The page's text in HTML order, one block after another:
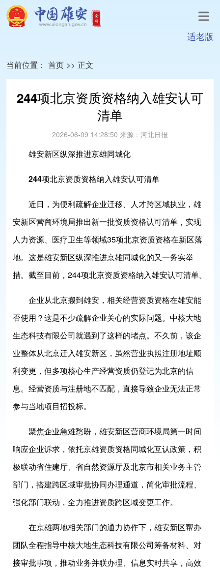
适老版
当前位置： 首页 >> 正文
244项北京资质资格纳入雄安认可
清单
2026-06-09 14:28:50 来源： 河北日报
雄安新区纵深推进京雄同城化
244项北京资质资格纳入雄安认可清单
近日，为便利疏解企业迁移、人才跨区域执业，雄
安新区营商环境局推出新一批资质资格认可清单，实现
人力资源、医疗卫生等领域35项北京资质资格在新区落
地。这是雄安新区纵深推进京雄同城化的又一务实举
措。截至目前，244项北京资质资格纳入雄安认可清单。
企业从北京搬到雄安，相关经营资质资格在雄安能
否使用？这是不少疏解企业关心的实际问题。中核大地
生态科技有限公司就遇到了这样的堵点。不久前，该企
业整体从北京迁入雄安新区，虽然营业执照注册地址顺
利变更，但多项核心生产经营资质仍登记为北京的信
息。经营资质与注册地不匹配，直接导致企业无法正常
参与当地项目招投标。
聚焦企业急难愁盼，雄安新区营商环境局第一时间
响应企业诉求，依托京雄资质资格同城化互认政策，积
极联动省住建厅、省自然资源厅及北京市相关业务主管
部门，搭建跨区域审批协同办理通道，简化审批流程、
强化部门联动，全力推进资质跨区域变更工作。
在京雄两地相关部门的通力协作下，雄安新区帮办
团队全程指导中核大地生态科技有限公司筹备材料、对
接审批事项，推动业务并联办理、信息实时共享，高效